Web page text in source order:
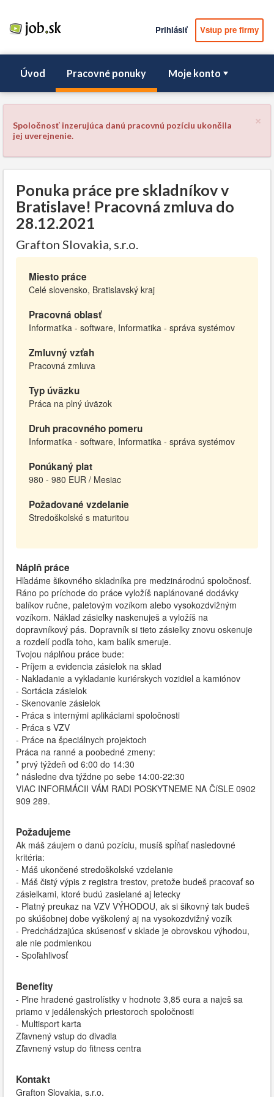
Prihlásiť Vstup pre firmy
Úvod Pracovné ponuky Moje konto
×
Spoločnosť inzerujúca danú pracovnú pozíciu ukončila
jej uverejnenie.
Ponuka práce pre skladníkov v
Bratislave! Pracovná zmluva do
28.12.2021
Grafton Slovakia, s.r.o.
Miesto práce
Celé slovensko, Bratislavský kraj
Pracovná oblasť
Informatika - software, Informatika - správa systémov
Zmluvný vzťah
Pracovná zmluva
Typ úväzku
Práca na plný úväzok
Druh pracovného pomeru
Informatika - software, Informatika - správa systémov
Ponúkaný plat
980 - 980 EUR / Mesiac
Požadované vzdelanie
Stredoškolské s maturitou
Náplň práce
Hľadáme šikovného skladníka pre medzinárodnú spoločnosť.
Ráno po príchode do práce vyložíš naplánované dodávky
balíkov ručne, paletovým vozíkom alebo vysokozdvižným
vozíkom. Náklad zásielky naskenuješ a vyložíš na
dopravníkový pás. Dopravník si tieto zásielky znovu oskenuje
a rozdelí podľa toho, kam balík smeruje.
Tvojou náplňou práce bude:
- Príjem a evidencia zásielok na sklad
- Nakladanie a vykladanie kuriérskych vozidiel a kamiónov
- Sortácia zásielok
- Skenovanie zásielok
- Práca s internými aplikáciami spoločnosti
- Práca s VZV
- Práce na špeciálnych projektoch
Práca na ranné a poobedné zmeny:
* prvý týždeň od 6:00 do 14:30
* následne dva týždne po sebe 14:00-22:30
VIAC INFORMÁCII VÁM RADI POSKYTNEME NA ČíSLE 0902
909 289.
Požadujeme
Ak máš záujem o danú pozíciu, musíš spĺňať nasledovné
kritéria:
- Máš ukončené stredoškolské vzdelanie
- Máš čistý výpis z registra trestov, pretože budeš pracovať so
zásielkami, ktoré budú zasielané aj letecky
- Platný preukaz na VZV VÝHODOU, ak si šikovný tak budeš
po skúšobnej dobe vyškolený aj na vysokozdvižný vozík
- Predchádzajúca skúsenosť v sklade je obrovskou výhodou,
ale nie podmienkou
- Spoľahlivosť
Benefity
- Plne hradené gastrolístky v hodnote 3,85 eura a naješ sa
priamo v jedálenských priestoroch spoločnosti
- Multisport karta
Zľavnený vstup do divadla
Zľavnený vstup do fitness centra
Kontakt
Grafton Slovakia, s.r.o.